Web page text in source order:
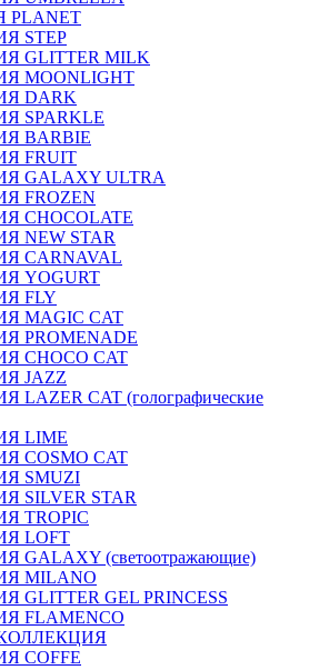
STEP
GLITTER MILK
MOONLIGHT
DARK
SPARKLE
BARBIE
FRUIT
GALAXY ULTRA
FROZEN
CHOCOLATE
NEW STAR
CARNAVAL
YOGURT
FLY
MAGIC CAT
PROMENADE
CHOCO CAT
JAZZ
CAT (голографические
LIME
COSMO CAT
SMUZI
SILVER STAR
TROPIC
LOFT
GALAXY (светоотражающие)
MILANO
GLITTER GEL PRINCESS
FLAMENCO
COFFE